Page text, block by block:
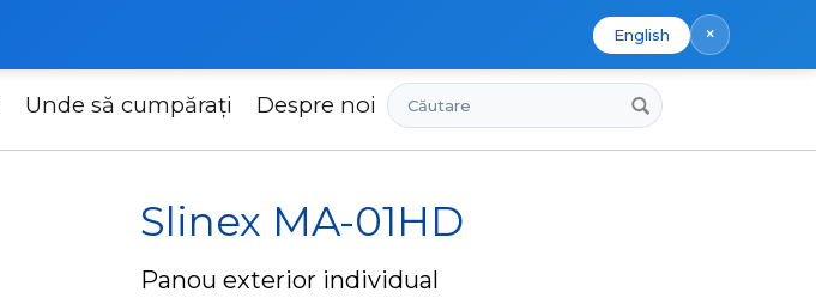
English ×
Unde să cumpărați Despre noi Căutare
Slinex MA-01HD
Panou exterior individual